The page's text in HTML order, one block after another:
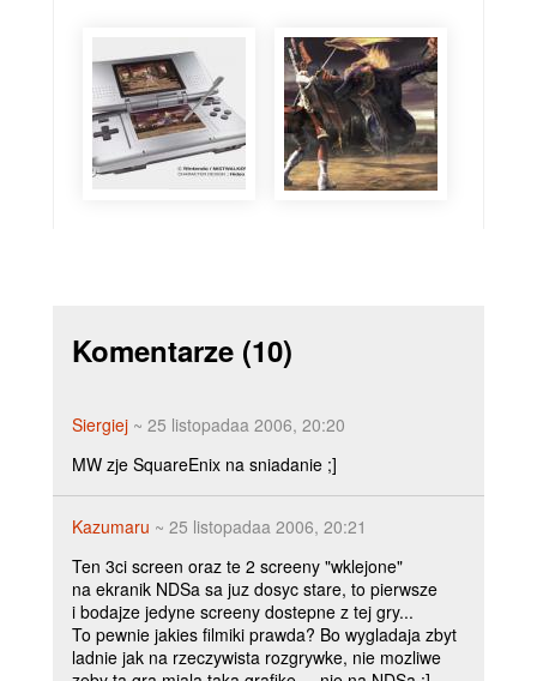
Komentarze (10)
Siergiej ~ 25 listopadaa 2006, 20:20
MW zje SquareEnix na sniadanie ;]
Kazumaru ~ 25 listopadaa 2006, 20:21
Ten 3ci screen oraz te 2 screeny "wklejone"
na ekranik NDSa sa juz dosyc stare, to pierwsze
i bodajze jedyne screeny dostepne z tej gry...
To pewnie jakies filmiki prawda? Bo wygladaja zbyt
ladnie jak na rzeczywista rozgrywke, nie mozliwe